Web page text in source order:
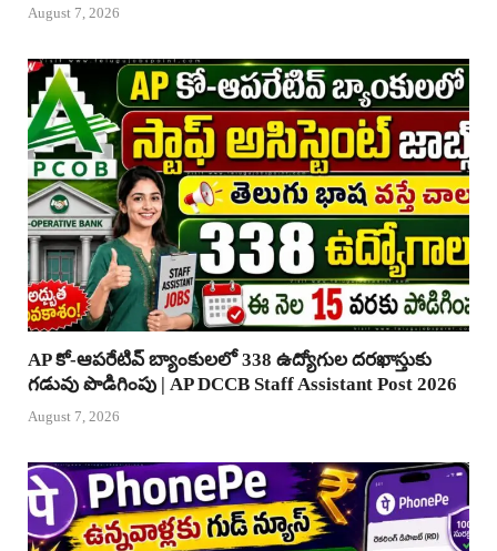
August 7, 2026
AP కో-ఆపరేటివ్ బ్యాంకులలో 338 ఉద్యోగుల దరఖాస్తుకు
గడువు పొడిగింపు | AP DCCB Staff Assistant Post 2026
August 7, 2026